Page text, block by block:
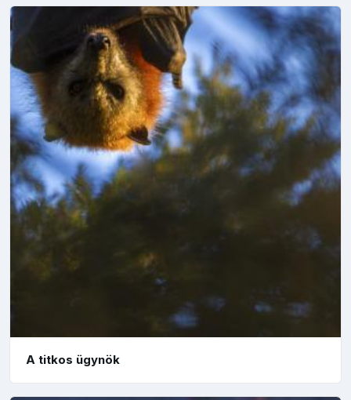
A titkos ügynök